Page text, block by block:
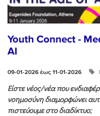
Youth Connect -
AI
09-01-2026 έως 11-01-2026
Είστε νέος/νέα που
νοημοσύνη διαμορφώνει
πιστεύουμε στο διαδίκτυο;